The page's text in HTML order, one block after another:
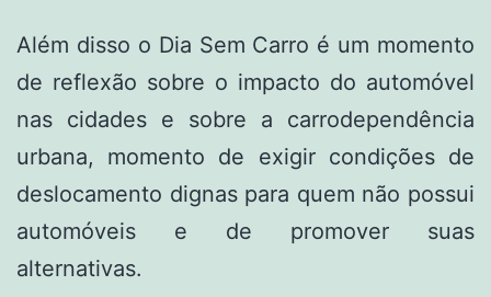
Além disso o Dia Sem Carro é um momento
de reflexão sobre o impacto do automóvel
nas cidades e sobre a carrodependência
urbana, momento de exigir condições de
deslocamento dignas para quem não possui
automóveis e de promover suas
alternativas.